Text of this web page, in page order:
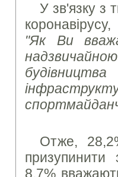
У зв'язку з
"Як Ви
Отже,
8,7%